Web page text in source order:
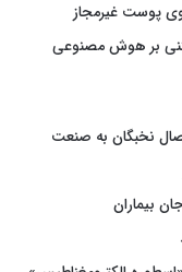
پوست غیرمجاز
بر هوش مصنوعی
نخبگان به صنعت
بیماران